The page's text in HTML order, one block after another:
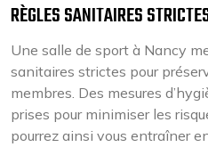
RÈGLES SANITAIRES
Une salle de sport à Nancy
sanitaires strictes pour
membres. Des mesures
prises pour minimiser les
pourrez ainsi vous entraîner